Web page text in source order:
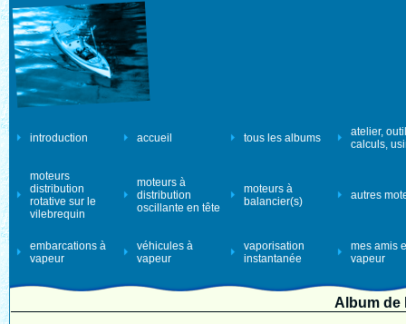
introduction accueil tous les albums
atelier,
calculs,
moteurs
distribution
rotative sur le
vilebrequin
moteurs à
distribution
oscillante en tête
moteurs à
balancier(s)
autres
embarcations à
vapeur
véhicules à
vapeur
vaporisation
instantanée
mes amis
vapeur
Album de